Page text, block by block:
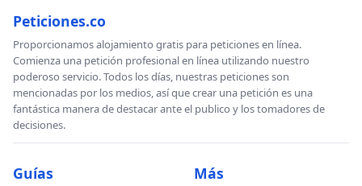
Peticiones.co
Proporcionamos alojamiento gratis para peticiones en línea.
Comienza una petición profesional en línea utilizando nuestro
poderoso servicio. Todos los días, nuestras peticiones son
mencionadas por los medios, así que crear una petición es una
fantástica manera de destacar ante el publico y los tomadores de
decisiones.
Guías Más